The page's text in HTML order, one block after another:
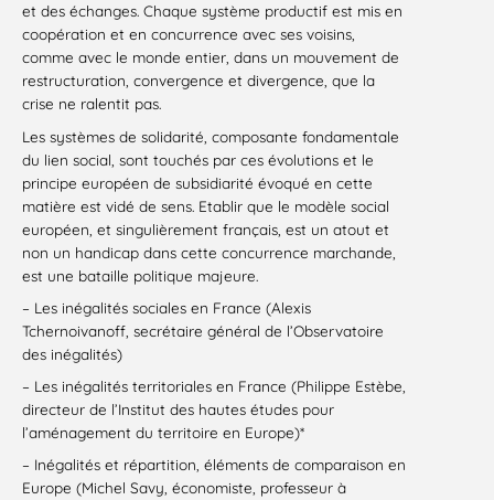
et des échanges. Chaque système productif est mis en
coopération et en concurrence avec ses voisins,
comme avec le monde entier, dans un mouvement de
restructuration, convergence et divergence, que la
crise ne ralentit pas.
Les systèmes de solidarité, composante fondamentale
du lien social, sont touchés par ces évolutions et le
principe européen de subsidiarité évoqué en cette
matière est vidé de sens. Etablir que le modèle social
européen, et singulièrement français, est un atout et
non un handicap dans cette concurrence marchande,
est une bataille politique majeure.
– Les inégalités sociales en France (Alexis
Tchernoivanoff, secrétaire général de l’Observatoire
des inégalités)
– Les inégalités territoriales en France (Philippe Estèbe,
directeur de l’Institut des hautes études pour
l’aménagement du territoire en Europe)*
– Inégalités et répartition, éléments de comparaison en
Europe (Michel Savy, économiste, professeur à